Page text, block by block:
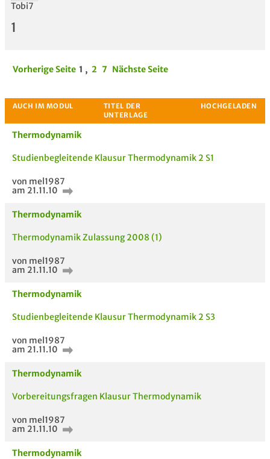
Tobi7
1
Vorherige Seite 1 , 2 7 Nächste Seite
Thermodynamik
Studienbegleitende Klausur Thermodynamik 2 S1
von mel1987
am 21.11.10
Thermodynamik
Thermodynamik Zulassung 2008 (1)
von mel1987
am 21.11.10
Thermodynamik
Studienbegleitende Klausur Thermodynamik 2 S3
von mel1987
am 21.11.10
Thermodynamik
Vorbereitungsfragen Klausur Thermodynamik
von mel1987
am 21.11.10
Thermodynamik